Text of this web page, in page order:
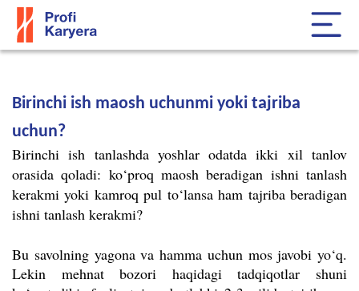
Birinchi ish maosh uchunmi yoki tajriba
uchun?
Birinchi ish tanlashda yoshlar odatda ikki xil tanlov
orasida qoladi: ko‘proq maosh beradigan ishni tanlash
kerakmi yoki kamroq pul to‘lansa ham tajriba beradigan
ishni tanlash kerakmi?
Bu savolning yagona va hamma uchun mos javobi yo‘q.
Lekin mehnat bozori haqidagi tadqiqotlar shuni